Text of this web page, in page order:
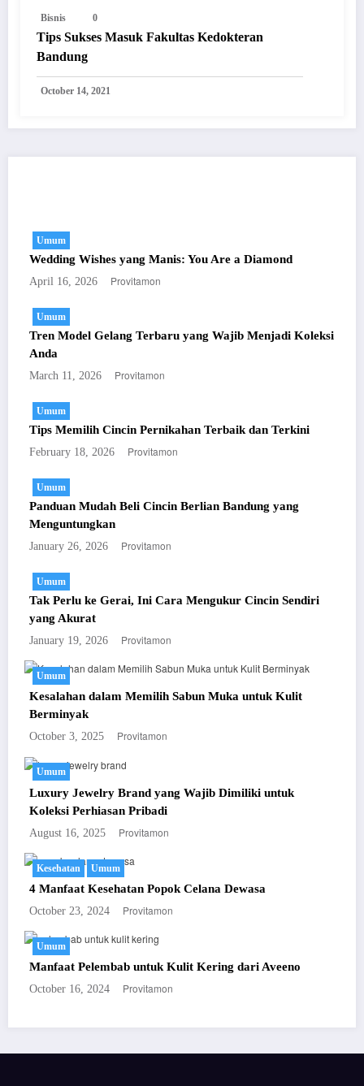
Bisnis 0
Tips Sukses Masuk Fakultas Kedokteran
Bandung
October 14, 2021
Umum
Wedding Wishes yang Manis: You Are a Diamond
April 16, 2026 Provitamon
Umum
Tren Model Gelang Terbaru yang Wajib Menjadi Koleksi
Anda
March 11, 2026 Provitamon
Umum
Tips Memilih Cincin Pernikahan Terbaik dan Terkini
February 18, 2026 Provitamon
Umum
Panduan Mudah Beli Cincin Berlian Bandung yang
Menguntungkan
January 26, 2026 Provitamon
Umum
Tak Perlu ke Gerai, Ini Cara Mengukur Cincin Sendiri
yang Akurat
January 19, 2026 Provitamon
Umum
Kesalahan dalam Memilih Sabun Muka untuk Kulit
Berminyak
October 3, 2025 Provitamon
Umum
Luxury Jewelry Brand yang Wajib Dimiliki untuk
Koleksi Perhiasan Pribadi
August 16, 2025 Provitamon
Kesehatan Umum
4 Manfaat Kesehatan Popok Celana Dewasa
October 23, 2024 Provitamon
Umum
Manfaat Pelembab untuk Kulit Kering dari Aveeno
October 16, 2024 Provitamon